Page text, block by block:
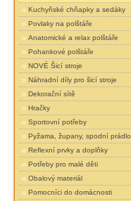
Kuchyňské chňapky a sedáky
Povlaky na polštáře
Anatomické a relax polštáře
Pohankové polštáře
NOVÉ Šicí stroje
Náhradní díly pro šicí stroje
Dekorační sítě
Hračky
Sportovní potřeby
Pyžama, župany, spodní prádlo
Reflexní prvky a doplňky
Potřeby pro malé děti
Obalový materiál
Pomocníci do domácnosti